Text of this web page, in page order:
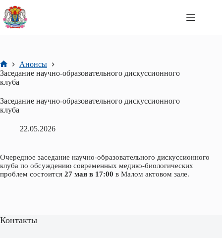
Перейти
сути
Главная
Анонсы
Заседание научно-образовательного дискуссионного
клуба
Заседание научно-образовательного дискуссионного
клуба
22.05.2026
Очередное заседание научно-образовательного дискуссионного
клуба по обсуждению современных медико-биологических
проблем состоится 27 мая в 17:00 в Малом актовом зале.
Контакты